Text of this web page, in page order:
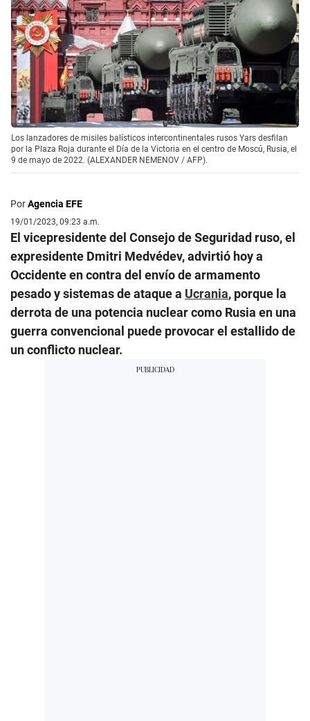
Los lanzadores de misiles balísticos intercontinentales rusos Yars desfilan
por la Plaza Roja durante el Día de la Victoria en el centro de Moscú, Rusia, el
9 de mayo de 2022. (ALEXANDER NEMENOV / AFP).
PorAgencia EFE
19/01/2023, 09:23 a.m.
El vicepresidente del Consejo de Seguridad ruso, el
expresidente Dmitri Medvédev, advirtió hoy a
Occidente en contra del envío de armamento
pesado y sistemas de ataque a Ucrania, porque la
derrota de una potencia nuclear como Rusia en una
guerra convencional puede provocar el estallido de
un conflicto nuclear.